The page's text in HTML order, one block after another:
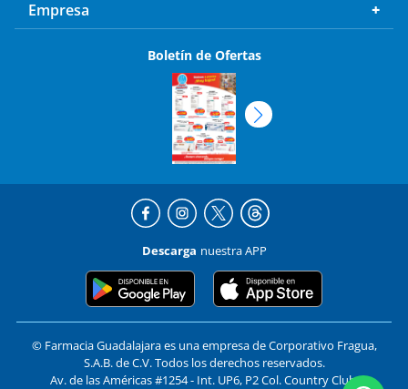
Boletín de Ofertas
Descarga nuestra APP
© Farmacia Guadalajara es una empresa de Corporativo Fragua,
S.A.B. de C.V. Todos los derechos reservados.
Av. de las Américas #1254 - Int. UP6, P2 Col. Country Club,
Guadalajara, Jalisco C.P. 44610